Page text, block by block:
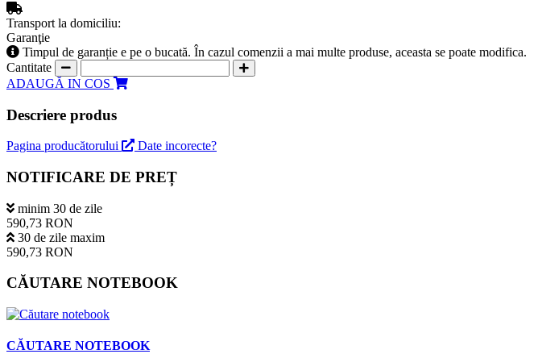
Transport la domiciliu:
Garanţie
Timpul de garanție e pe o bucată. În cazul comenzii a mai multe produse, aceasta se poate modifica.
Cantitate
ADAUGĂ IN COS
Descriere produs
Pagina producătorului Date incorecte?
NOTIFICARE DE PREȚ
minim 30 de zile
590,73 RON
30 de zile maxim
590,73 RON
CĂUTARE NOTEBOOK
CĂUTARE NOTEBOOK